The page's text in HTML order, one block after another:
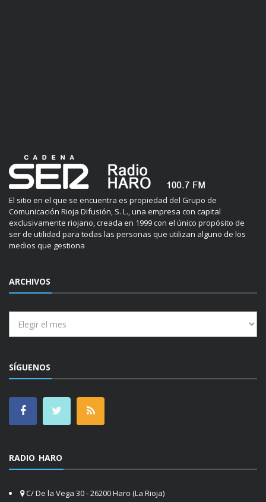
El sitio en el que se encuentra es propiedad del Grupo de
Comunicación Rioja Difusión, S. L., una empresa con capital
exclusivamente riojano, creada en 1999 con el único propósito de
ser de utilidad para todas las personas que utilizan alguno de los
medios que gestiona
ARCHIVOS
SÍGUENOS
RADIO HARO
C/ De la Vega 30 - 26200 Haro (La Rioja)